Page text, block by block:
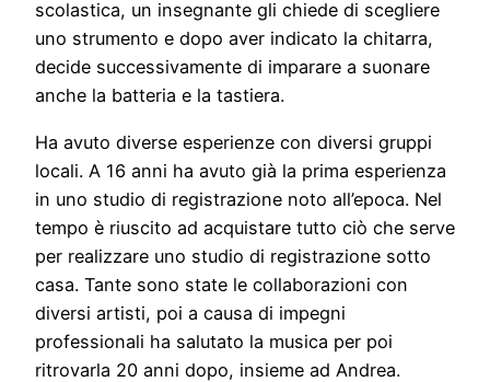
scolastica, un insegnante gli chiede di scegliere
uno strumento e dopo aver indicato la chitarra,
decide successivamente di imparare a suonare
anche la batteria e la tastiera.
Ha avuto diverse esperienze con diversi gruppi
locali. A 16 anni ha avuto già la prima esperienza
in uno studio di registrazione noto all’epoca. Nel
tempo è riuscito ad acquistare tutto ciò che serve
per realizzare uno studio di registrazione sotto
casa. Tante sono state le collaborazioni con
diversi artisti, poi a causa di impegni
professionali ha salutato la musica per poi
ritrovarla 20 anni dopo, insieme ad Andrea.